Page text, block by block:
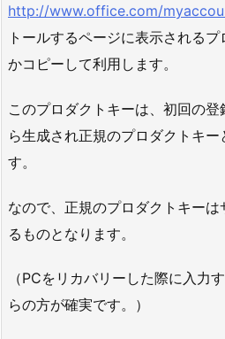
http://www.office.com/
トールするページに表示される
かコピーして利用します。
このプロダクトキーは、初回の
ら生成され正規のプロダクトキ
す。
なので、正規のプロダクトキー
るものとなります。
（PCをリカバリーした際に入力
らの方が確実です。）